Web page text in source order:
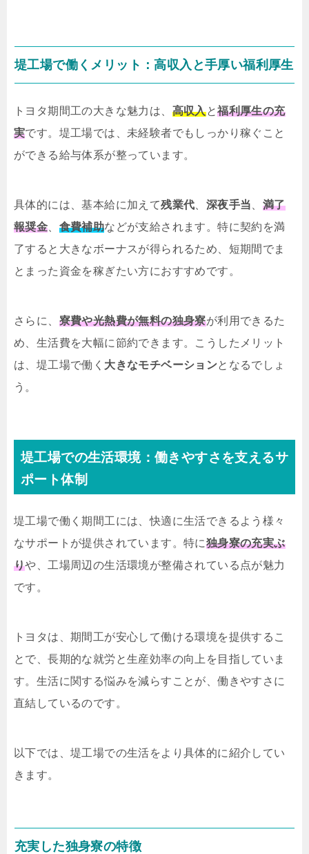
堤工場で働くメリット：高収入と手厚い福利厚生
トヨタ期間工の大きな魅力は、 高収入と福利厚生の充
実です。堤工場では、未経験者でもしっかり稼ぐこと
ができる給与体系が整っています。
具体的には、基本給に加えて残業代 深夜手当
満了
報奨金
食費補助などが支給されます。特に契約を満
了すると大きなボーナスが得られるため、短期間でま
とまった資金を稼ぎたい方におすすめです。
さらに、 寮費や光熱費が無料の独身寮が利用できるた
め、生活費を大幅に節約できます。こうしたメリット
は、堤工場で働く 大きなモチベーションとなるでしょ
う。
堤工場での生活環境：働きやすさを支えるサ
ポート体制
堤工場で働く期間工には、快適に生活できるよう様々
なサポートが提供されています。特に独身寮の充実ぶ
りや、工場周辺の生活環境が整備されている点が魅力
です。
トヨタは、期間工が安心して働ける環境を提供するこ
とで、長期的な就労と生産効率の向上を目指していま
す。生活に関する悩みを減らすことが、働きやすさに
直結しているのです。
以下では、堤工場での生活をより具体的に紹介してい
きます。
充実した独身寮の特徴